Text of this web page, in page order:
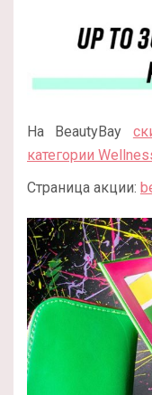
На BeautyBay
категории
Страница акции: